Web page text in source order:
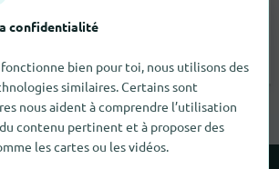
86100 Châtellerault
fermé |Opticien
confidentialité
bien pour toi, nous utilisons des
similaires. Certains sont
nous aident à comprendre l’utilisation
contenu pertinent et à proposer des
les cartes ou les vidéos.